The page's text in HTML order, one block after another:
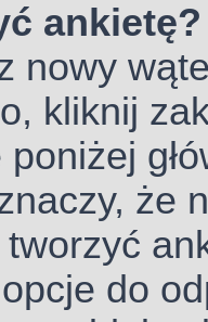
ankietę?
nowy
kliknij
że
do